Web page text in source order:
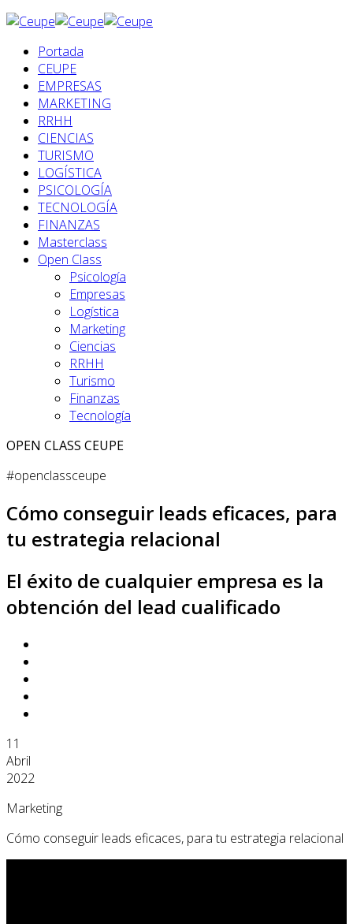
Portada
CEUPE
EMPRESAS
MARKETING
RRHH
CIENCIAS
TURISMO
LOGÍSTICA
PSICOLOGÍA
TECNOLOGÍA
FINANZAS
Masterclass
Open Class
Psicología
Empresas
Logística
Marketing
Ciencias
RRHH
Turismo
Finanzas
Tecnología
OPEN CLASS CEUPE
#openclassceupe
Cómo conseguir leads eficaces, para
tu estrategia relacional
El éxito de cualquier empresa es la
obtención del lead cualificado
11
Abril
2022
Marketing
Cómo conseguir leads eficaces, para tu estrategia relacional